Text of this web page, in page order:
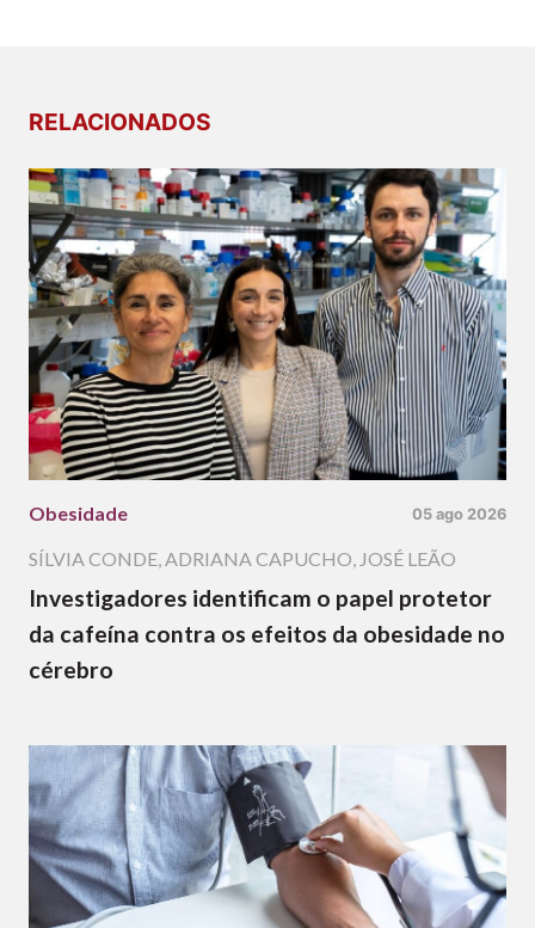
RELACIONADOS
Obesidade 05 ago 2026
SÍLVIA CONDE,ADRIANA CAPUCHO, JOSÉ LEÃO
Investigadores identificam o papel protetor
da cafeína contra os efeitos da obesidade no
cérebro